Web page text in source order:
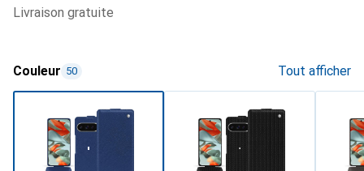
livraison gratuite
Couleur 50 Tout afficher